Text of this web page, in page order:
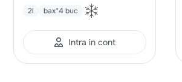
2l bax*4 buc
Intra in cont